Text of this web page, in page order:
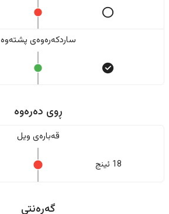
ساردکەرەوەی پشتەوە
ڕوی دەرەوە
قەبارەی ویل
18 ئینج
گەرەنتی